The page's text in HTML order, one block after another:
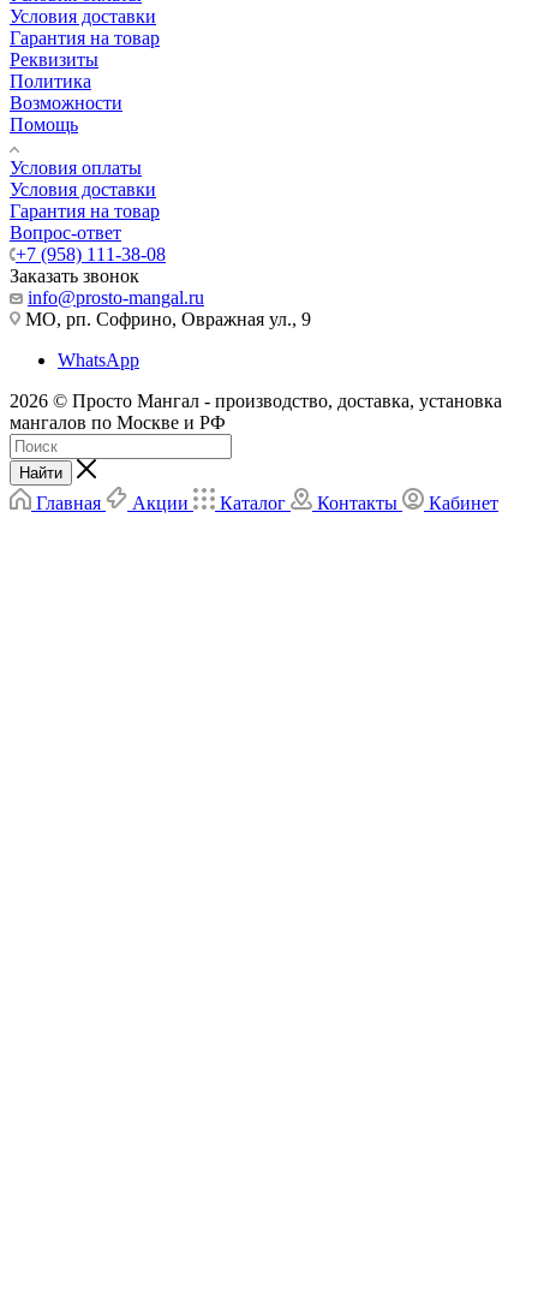
Условия доставки
Гарантия на товар
Реквизиты
Политика
Возможности
Помощь
Условия оплаты
Условия доставки
Гарантия на товар
Вопрос-ответ
+7 (958) 111-38-08
Заказать звонок
info@prosto-mangal.ru
МО, рп. Софрино, Овражная ул., 9
WhatsApp
2026 © Просто Мангал - производство, доставка, установка
мангалов по Москве и РФ
Найти
Главная Акции Каталог Контакты Кабинет